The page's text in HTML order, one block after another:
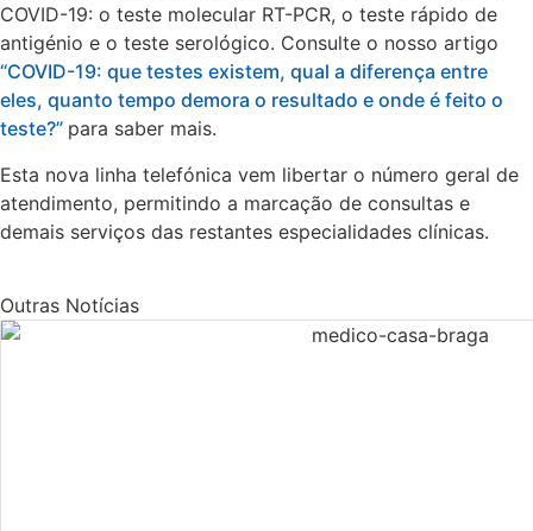
COVID-19: o teste molecular RT-PCR, o teste rápido de
antigénio e o teste serológico. Consulte o nosso artigo
“COVID-19: que testes existem, qual a diferença entre
eles, quanto tempo demora o resultado e onde é feito o
teste?” para saber mais.
Esta nova linha telefónica vem libertar o número geral de
atendimento, permitindo a marcação de consultas e
demais serviços das restantes especialidades clínicas.
Outras Notícias